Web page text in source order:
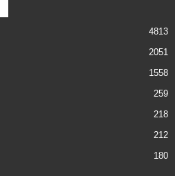
4813
2051
1558
259
218
212
180